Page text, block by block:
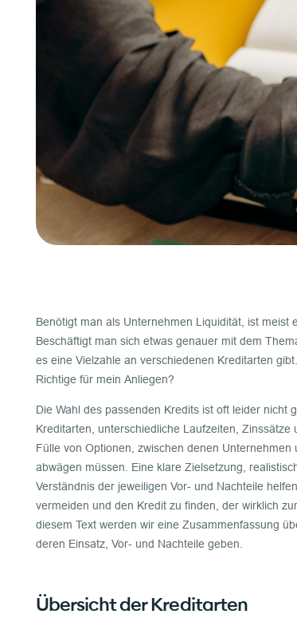
Benötigt man als Unternehmen Liquidität, ist meist
Beschäftigt man sich etwas genauer mit dem
es eine Vielzahle an verschiedenen Kreditarten
Richtige für mein Anliegen?
Die Wahl des passenden Kredits ist oft leider nicht
Kreditarten, unterschiedliche Laufzeiten, Zinssätze
Fülle von Optionen, zwischen denen Unternehmen
abwägen müssen. Eine klare Zielsetzung,
Verständnis der jeweiligen Vor- und Nachteile
vermeiden und den Kredit zu finden, der wirklich
diesem Text werden wir eine Zusammenfassung
deren Einsatz, Vor- und Nachteile geben.
Übersicht der Kreditarten